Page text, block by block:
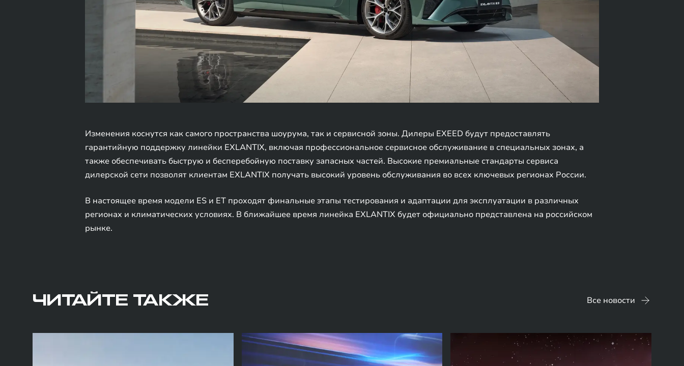
Изменения коснутся как самого пространства шоурума, так и сервисной зоны. Дилеры EXEED будут предоставлять
гарантийную поддержку линейки EXLANTIX, включая профессиональное сервисное обслуживание в специальных зонах, а
также обеспечивать быструю и бесперебойную поставку запасных частей. Высокие премиальные стандарты сервиса
дилерской сети позволят клиентам EXLANTIX получать высокий уровень обслуживания во всех ключевых регионах России.
В настоящее время модели ES и ET проходят финальные этапы тестирования и адаптации для эксплуатации в различных
регионах и климатических условиях. В ближайшее время линейка EXLANTIX будет официально представлена на российском
рынке.
ЧИТАЙТЕ ТАКЖЕ Все новости